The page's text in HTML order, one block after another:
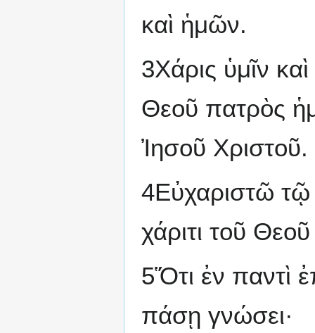
καὶ ἡμῶν.
3Χάρις ὑμῖν
Θεοῦ πατρὸς
Ἰησοῦ Χριστοῦ.
4Εὐχαριστῶ
χάριτι τοῦ
5Ὅτι ἐν παντὶ
πάσῃ γνώσει·